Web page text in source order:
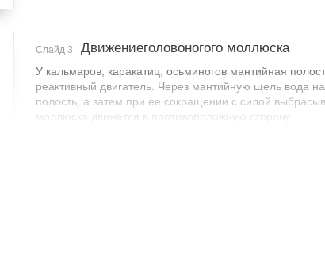
Слайд 3 Движениеголовоногого моллюска
У кальмаров, каракатиц, осьминогов мантийная
реактивный двигатель. Через мантийную щель вода
полость, а затем при ее сокращении с силой
моллюска движется в противоположную сторону.